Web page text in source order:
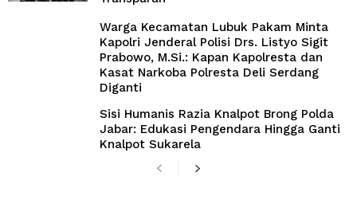
Warga Kecamatan Lubuk Pakam Minta
Kapolri Jenderal Polisi Drs. Listyo Sigit
Prabowo, M.Si.: Kapan Kapolresta dan
Kasat Narkoba Polresta Deli Serdang
Diganti
Sisi Humanis Razia Knalpot Brong Polda
Jabar: Edukasi Pengendara Hingga Ganti
Knalpot Sukarela